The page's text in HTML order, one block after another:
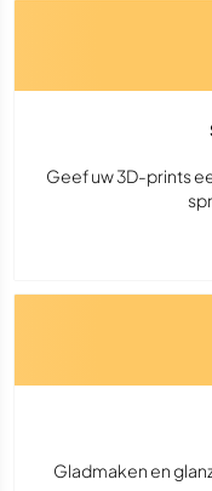
Geef uw 3D-prints
Gladmaken en